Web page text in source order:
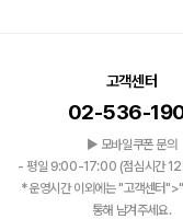
고객센터
02-536-
▶ 모바일쿠폰 문의
- 평일 9:00-17:00 (점심시간
*운영시간 이외에는 "고객센터
통해 남겨주세요.